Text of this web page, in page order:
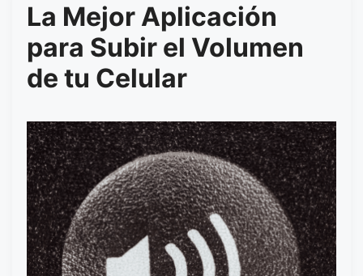
La Mejor Aplicación
para Subir el Volumen
de tu Celular